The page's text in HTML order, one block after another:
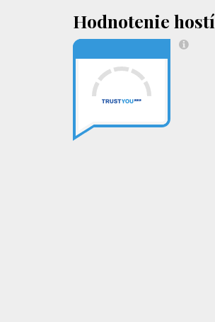
Hodnotenie hostí